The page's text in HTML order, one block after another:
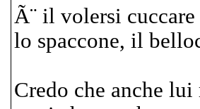
Ã¨ il volersi
lo spaccone, il
Credo che anche